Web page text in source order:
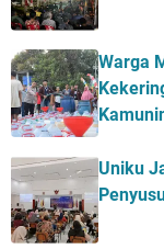
Warga
Uniku